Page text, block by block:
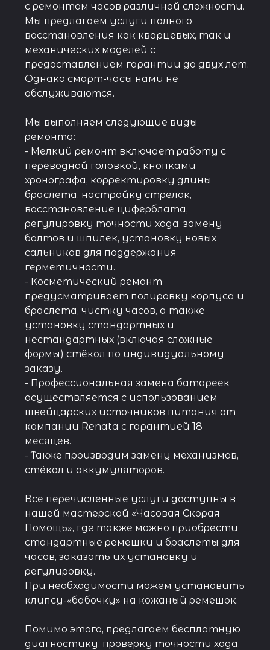
с ремонтом часов различной сложности.
Мы предлагаем услуги полного
восстановления как кварцевых, так и
механических моделей с
предоставлением гарантии до двух лет.
Однако смарт-часы нами не
обслуживаются.
Мы выполняем следующие виды
ремонта:
- Мелкий ремонт включает работу с
переводной головкой, кнопками
хронографа, корректировку длины
браслета, настройку стрелок,
восстановление циферблата,
регулировку точности хода, замену
болтов и шпилек, установку новых
сальников для поддержания
герметичности.
- Косметический ремонт
предусматривает полировку корпуса и
браслета, чистку часов, а также
установку стандартных и
нестандартных (включая сложные
формы) стёкол по индивидуальному
заказу.
- Профессиональная замена батареек
осуществляется с использованием
швейцарских источников питания от
компании Renata с гарантией 18
месяцев.
- Также производим замену механизмов,
стёкол и аккумуляторов.
Все перечисленные услуги доступны в
нашей мастерской «Часовая Скорая
Помощь», где также можно приобрести
стандартные ремешки и браслеты для
часов, заказать их установку и
регулировку.
При необходимости можем установить
клипсу-«бабочку» на кожаный ремешок.
Помимо этого, предлагаем бесплатную
диагностику, проверку точности хода,